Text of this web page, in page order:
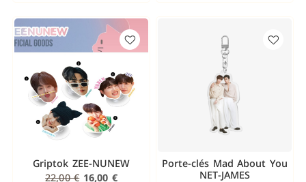
Griptok ZEE-NUNEW
22,00€ 16,00 €
Porte-clés Mad About You
NET-JAMES